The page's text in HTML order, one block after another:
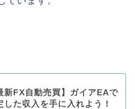
新FX自動売買】ガイアEAで
した収入を手に入れよう！